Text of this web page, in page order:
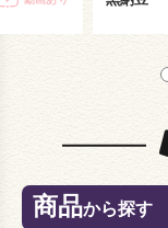
商品から探す